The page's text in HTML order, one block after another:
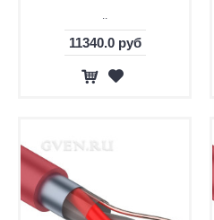
11340.0 руб